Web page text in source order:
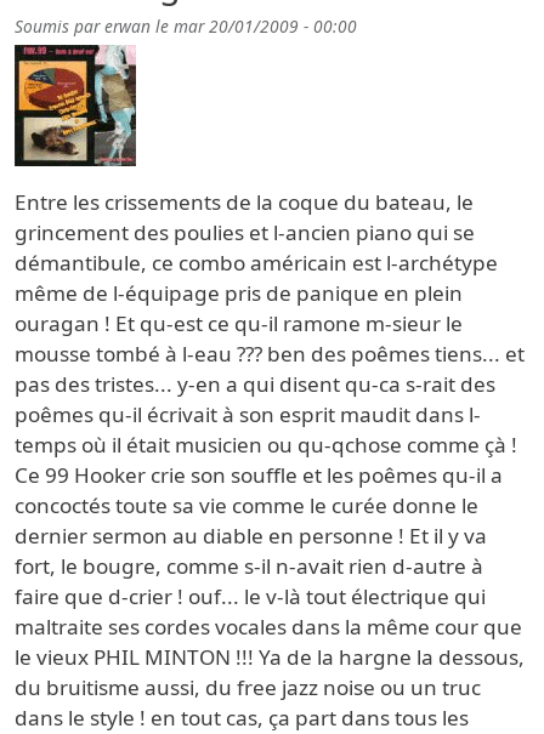
Soumis parerwan le mar 20/01/2009 - 00:00
Entre les crissements de la coque du bateau, le
grincement des poulies et l-ancien piano qui se
démantibule, ce combo américain est l-archétype
même de l-équipage pris de panique en plein
ouragan ! Et qu-est ce qu-il ramone m-sieur le
mousse tombé à l-eau ??? ben des poêmes tiens... et
pas des tristes... y-en a qui disent qu-ca s-rait des
poêmes qu-il écrivait à son esprit maudit dans l-
temps où il était musicien ou qu-qchose comme çà !
Ce 99 Hooker crie son souffle et les poêmes qu-il a
concoctés toute sa vie comme le curée donne le
dernier sermon au diable en personne ! Et il y va
fort, le bougre, comme s-il n-avait rien d-autre à
faire que d-crier ! ouf... le v-là tout électrique qui
maltraite ses cordes vocales dans la même cour que
le vieux PHIL MINTON !!! Ya de la hargne la dessous,
du bruitisme aussi, du free jazz noise ou un truc
dans le style ! en tout cas, ça part dans tous les